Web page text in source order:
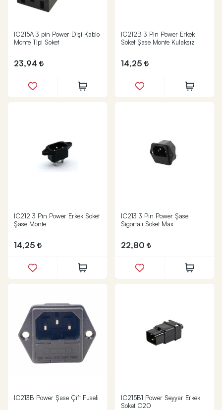
IC215A 3 pin Power Dişi Kablo
Monte Tipi Soket
23,94
IC212B 3 Pin Power Erkek
Soket Şase Monte Kulaksız
14,25
IC212 3 Pin Power Erkek Soket
Şase Monte
14,25
IC213 3 Pin Power Şase
Sigortalı Soket Max
22,80
IC213B Power Şase Çift Fuseli
IC215B1 Power Seyyar Erkek
Soket C20